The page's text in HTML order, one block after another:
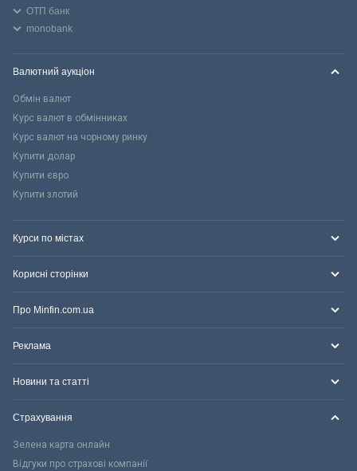
ОТП банк
monobank
Валютний аукціон
Обмін валют
Курс валют в обмінниках
Курс валют на чорному ринку
Купити долар
Купити євро
Купити злотий
Курси по містах
Корисні сторінки
Про Minfin.com.ua
Реклама
Новини та статті
Страхування
Зелена карта онлайн
Відгуки про страхові компанії